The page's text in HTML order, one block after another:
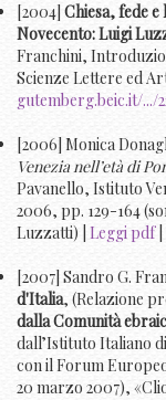
[2004] Chiesa, fede
Novecento: Luigi
Franchini,
Scienze Lettere ed
gutemberg.beic.it/.../
[2006] Monica
Venezia nell’età di
Pavanello, Istituto
2006, pp. 129-164
Luzzatti) | Leggi pdf|
[2007] Sandro G.
d'Italia, (Relazione
dalla Comunità
dall’Istituto Italiano
con il Forum
20 marzo 2007),